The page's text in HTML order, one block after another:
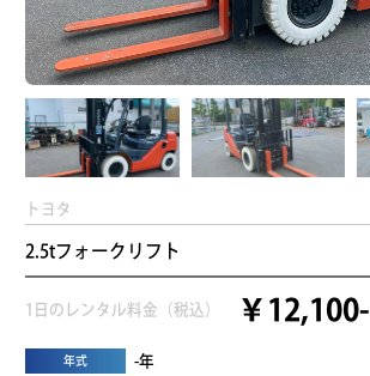
トヨタ
2.5tフォークリフト
1日のレンタル料金（税込） ￥12,100-
年式 -年